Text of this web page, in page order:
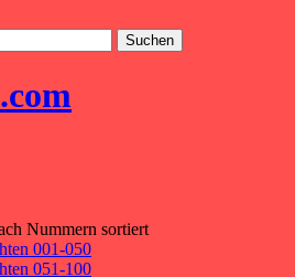
Nummern sortiert
001-050
051-100